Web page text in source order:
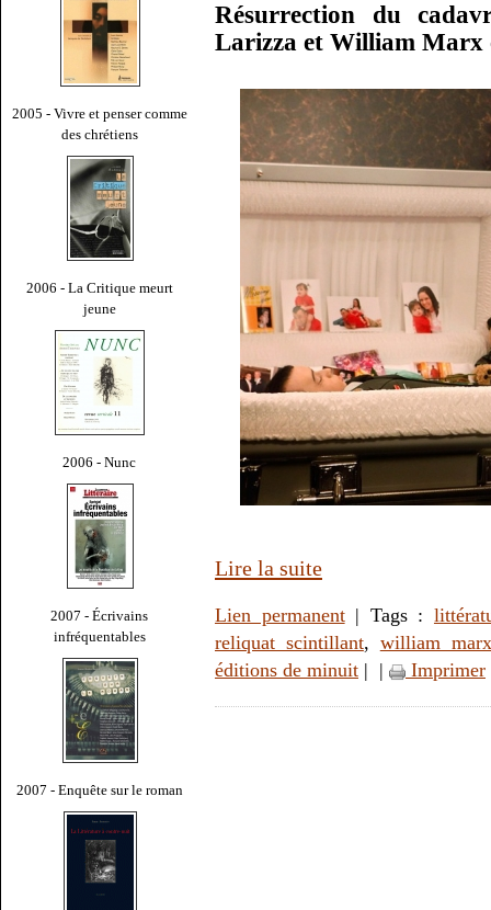
2005 - Vivre et penser comme
des chrétiens
2006 - La Critique meurt
jeune
2006 - Nunc
2007 - Écrivains
infréquentables
2007 - Enquête sur le roman
Résurrection du
Larizza et William Marx
Lire la suite
Lien permanent| Tags :
reliquat scintillant, william marx
éditions de minuit | | Imprimer